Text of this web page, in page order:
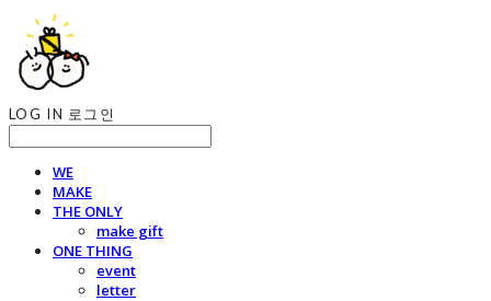
LOG IN 로그인
WE
MAKE
THE ONLY
make gift
ONE THING
event
letter